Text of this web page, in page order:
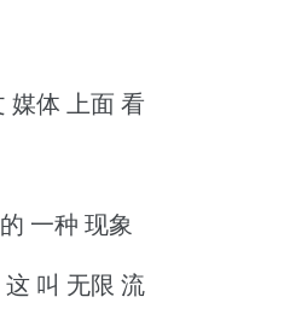
媒体 上面 看
一种 现象
叫 无限 流